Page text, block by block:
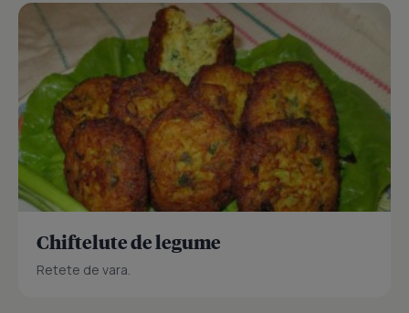
Chiftelute de legume
Retete de vara.